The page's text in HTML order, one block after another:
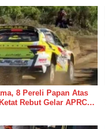
8 Pereli Papan Atas
Rebut Gelar APRC